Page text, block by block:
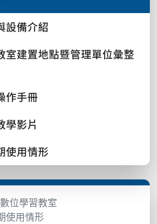
設備介紹
室建置地點暨管理單位彙整
作手冊
學影片
使用情形
數位學習教室
使用情形